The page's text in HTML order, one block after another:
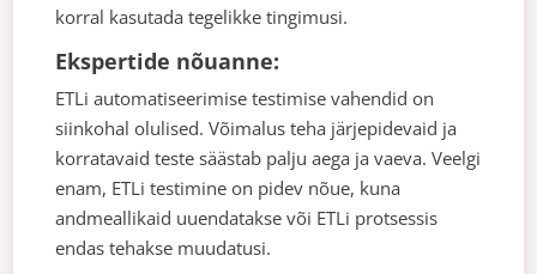
korral kasutada tegelikke tingimusi.
Ekspertide nõuanne:
ETLi automatiseerimise testimise vahendid on
siinkohal olulised. Võimalus teha järjepidevaid ja
korratavaid teste säästab palju aega ja vaeva. Veelgi
enam, ETLi testimine on pidev nõue, kuna
andmeallikaid uuendatakse või ETLi protsessis
endas tehakse muudatusi.